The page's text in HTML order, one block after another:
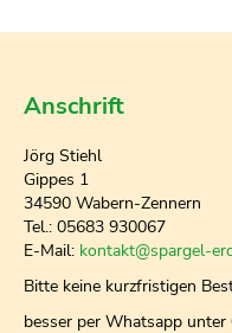
Anschrift
Jörg Stiehl
Gippes 1
34590 Wabern-Zennern
Tel.: 05683 930067
E-Mail: kontakt@spargel-
Bitte keine kurzfristigen
besser per Whatsapp